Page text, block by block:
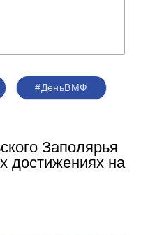
#ДеньВМФ
Заполярья
достижениях на